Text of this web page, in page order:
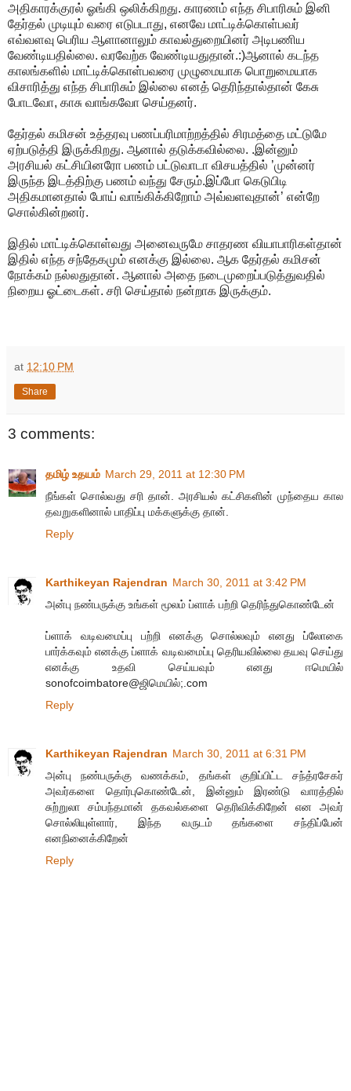
அதிகாரக்குரல் ஓங்கி ஒலிக்கிறது. காரணம் எந்த சிபாரிசும் இனி
தேர்தல் முடியும் வரை எடுபடாது, எனவே மாட்டிக்கொள்பவர்
எவ்வளவு பெரிய ஆளானாலும் காவல்துறையினர் அடிபணிய
வேண்டியதில்லை. வரவேற்க வேண்டியதுதான்.:)ஆனால் கடந்த
காலங்களில் மாட்டிக்கொள்பவரை முழுமையாக பொறுமையாக
விசாரித்து எந்த சிபாரிசும் இல்லை எனத் தெரிந்தால்தான் கேசு
போடவோ, காசு வாங்கவோ செய்தனர்.
தேர்தல் கமிசன் உத்தரவு பணப்பரிமாற்றத்தில் சிரமத்தை மட்டுமே
ஏற்படுத்தி இருக்கிறது. ஆனால் தடுக்கவில்லை. .இன்னும்
அரசியல் கட்சியினரோ பணம் பட்டுவாடா விசயத்தில் ’முன்னர்
இருந்த இடத்திற்கு பணம் வந்து சேரும்.இப்போ கெடுபிடி
அதிகமானதால் போய் வாங்கிக்கிறோம் அவ்வளவுதான்’ என்றே
சொல்கின்றனர்.
இதில் மாட்டிக்கொள்வது அனைவருமே சாதரண வியாபாரிகள்தான்
இதில் எந்த சந்தேகமும் எனக்கு இல்லை. ஆக தேர்தல் கமிசன்
நோக்கம் நல்லதுதான். ஆனால் அதை நடைமுறைப்படுத்துவதில்
நிறைய ஓட்டைகள். சரி செய்தால் நன்றாக இருக்கும்.
at 12:10 PM
Share
3 comments:
தமிழ் உதயம் March 29, 2011 at 12:30 PM
நீங்கள் சொல்வது சரி தான். அரசியல் கட்சிகளின் முந்தைய கால
தவறுகளினால் பாதிப்பு மக்களுக்கு தான்.
Reply
Karthikeyan Rajendran March 30, 2011 at 3:42 PM
அன்பு நண்பருக்கு உங்கள் மூலம் ப்ளாக் பற்றி தெரிந்துகொண்டேன்
ப்ளாக் வடிவமைப்பு பற்றி எனக்கு சொல்லவும் எனது ப்லோகை
பார்க்கவும் எனக்கு ப்ளாக் வடிவமைப்பு தெரியவில்லை தயவு செய்து
எனக்கு உதவி செய்யவும் எனது ஈமெயில்
sonofcoimbatore@ஜிமெயில்;.com
Reply
Karthikeyan Rajendran March 30, 2011 at 6:31 PM
அன்பு நண்பருக்கு வணக்கம், தங்கள் குறிப்பிட்ட சந்த்ரசேகர்
அவர்களை தொர்புகொண்டேன், இன்னும் இரண்டு வாரத்தில்
சுற்றுலா சம்பந்தமான் தகவல்களை தெரிவிக்கிறேன் என அவர்
சொல்லியுள்ளார், இந்த வருடம் தங்களை சந்திப்பேன்
எனநினைக்கிறேன்
Reply